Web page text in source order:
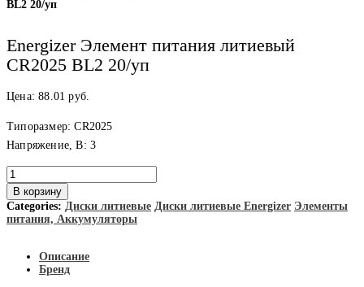
BL2 20/уп
Energizer Элемент питания литиевый
CR2025 BL2 20/уп
Цена:88.01 руб.
Типоразмер: CR2025
Напряжение, В: 3
Количество
товара
Energizer
Элемент
питания
В корзину
Categories: Диски литиевые Диски литиевые Energizer Элементы
питания, Аккумуляторы
Описание
Бренд